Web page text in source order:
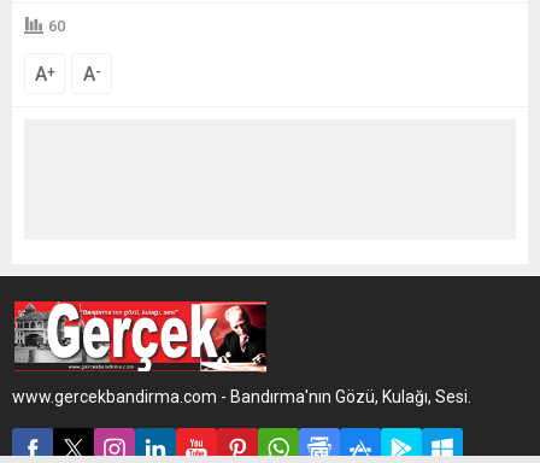
60
A+ A-
www.gercekbandirma.com - Bandırma'nın Gözü, Kulağı, Sesi.